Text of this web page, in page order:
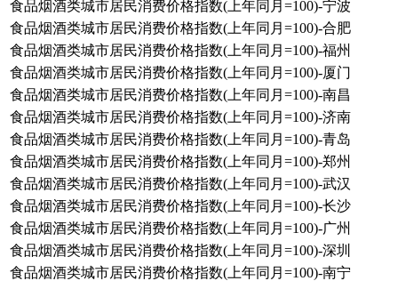
食品烟酒类城市居民消费价格指数(上年同月=100)-宁波
食品烟酒类城市居民消费价格指数(上年同月=100)-合肥
食品烟酒类城市居民消费价格指数(上年同月=100)-福州
食品烟酒类城市居民消费价格指数(上年同月=100)-厦门
食品烟酒类城市居民消费价格指数(上年同月=100)-南昌
食品烟酒类城市居民消费价格指数(上年同月=100)-济南
食品烟酒类城市居民消费价格指数(上年同月=100)-青岛
食品烟酒类城市居民消费价格指数(上年同月=100)-郑州
食品烟酒类城市居民消费价格指数(上年同月=100)-武汉
食品烟酒类城市居民消费价格指数(上年同月=100)-长沙
食品烟酒类城市居民消费价格指数(上年同月=100)-广州
食品烟酒类城市居民消费价格指数(上年同月=100)-深圳
食品烟酒类城市居民消费价格指数(上年同月=100)-南宁